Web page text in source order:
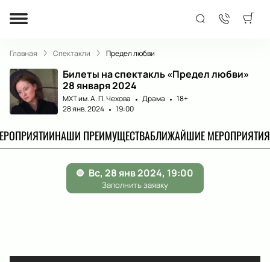
Главная Спектакли Предел любви
Билеты на спектакль «Предел любви»
28 января 2024
МХТ им. А. П. Чехова Драма
18+
28 янв. 2024
19:00
НАШИ ПРЕИМУЩЕСТВАБЛИЖАЙШИЕ МЕРОПРИЯТИЯ